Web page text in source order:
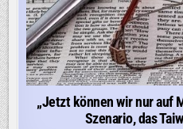
„Jetzt können wir nur auf
Szenario, das